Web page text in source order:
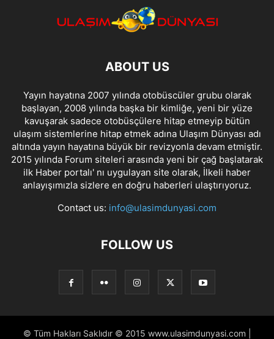
ABOUT US
Yayın hayatına 2007 yılında otobüscüler grubu olarak
başlayan, 2008 yılında başka bir kimliğe, yeni bir yüze
kavuşarak sadece otobüsçülere hitap etmeyip bütün
ulaşım sistemlerine hitap etmek adına Ulaşım Dünyası adı
altında yayın hayatına büyük bir revizyonla devam etmiştir.
2015 yılında Forum siteleri arasında yeni bir çağ başlatarak
ilk Haber portalı' nı uygulayan site olarak, İlkeli haber
anlayışımızla sizlere en doğru haberleri ulaştırıyoruz.
Contact us: info@ulasimdunyasi.com
FOLLOW US
© Tüm Hakları Saklıdır © 2015 www.ulasimdunyasi.com |